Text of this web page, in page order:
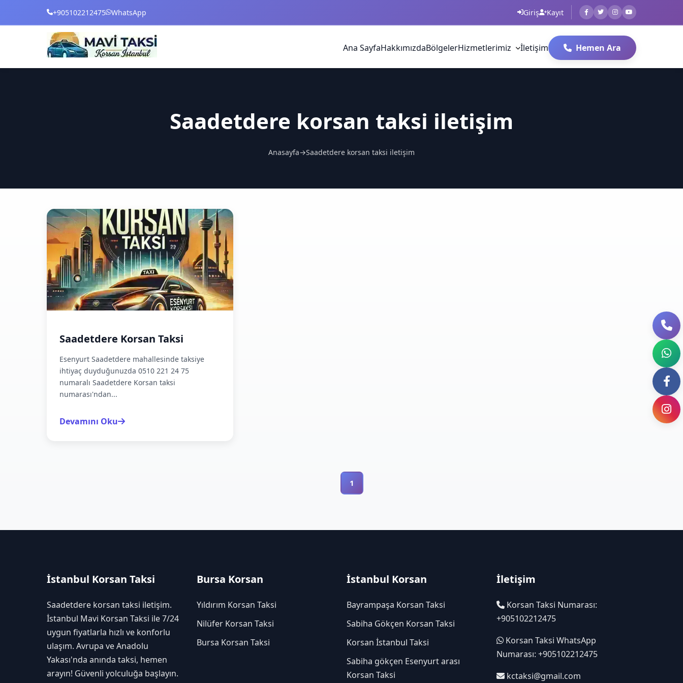
+905102212475 WhatsApp Giriş Kayıt
Ana SayfaHakkımızdaBölgelerHizmetlerimiz İletişim Hemen Ara
Saadetdere korsan taksi iletişim
Anasayfa→Saadetdere korsan taksi iletişim
Saadetdere Korsan Taksi
Esenyurt Saadetdere mahallesinde taksiye
ihtiyaç duyduğunuzda 0510 221 24 75
numaralı Saadetdere Korsan taksi
numarası'ndan...
Devamını Oku
1
İstanbul Korsan Taksi
Saadetdere korsan taksi iletişim.
İstanbul Mavi Korsan Taksi ile 7/24
uygun fiyatlarla hızlı ve konforlu
ulaşım. Avrupa ve Anadolu
Yakası'nda anında taksi, hemen
arayın! Güvenli yolculuğa başlayın.
Bursa Korsan
Yıldırım Korsan Taksi
Nilüfer Korsan Taksi
Bursa Korsan Taksi
İstanbul Korsan
Bayrampaşa Korsan Taksi
Sabiha Gökçen Korsan Taksi
Korsan İstanbul Taksi
Sabiha gökçen Esenyurt arası
Korsan Taksi
İletişim
Korsan Taksi Numarası:
+905102212475
Korsan Taksi WhatsApp
Numarası: +905102212475
kctaksi@gmail.com